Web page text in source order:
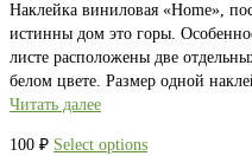
Наклейка виниловая «Home»,
истинны дом это горы.
листе расположены две
белом цвете. Размер одной
Читать далее
100 ₽ Select options